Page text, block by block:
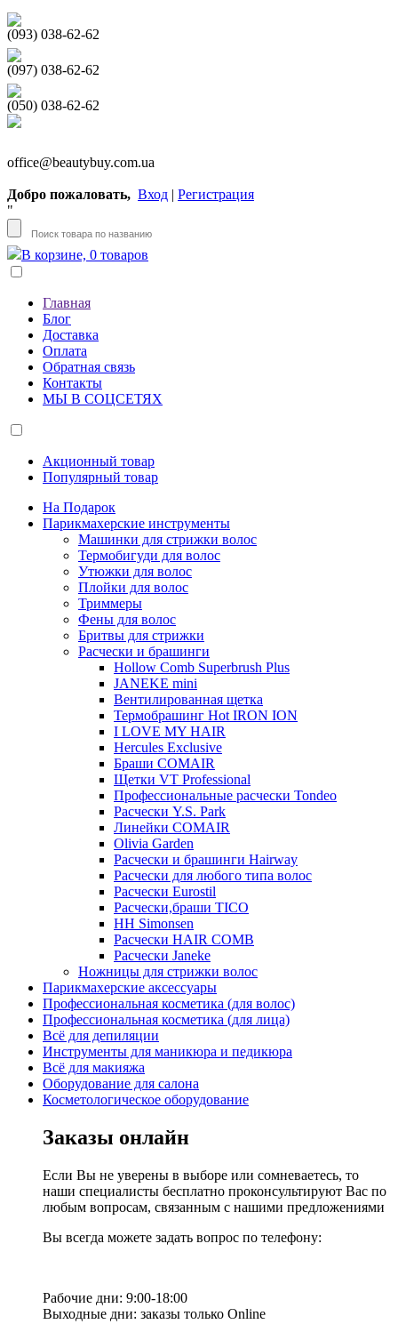
(093) 038-62-62
(097) 038-62-62
(050) 038-62-62
office@beautybuy.com.ua
Добро пожаловать, Вход | Регистрация
"
В корзине, 0 товаров
Главная
Блог
Доставка
Оплата
Обратная связь
Контакты
МЫ В СОЦСЕТЯХ
Акционный товар
Популярный товар
На Подарок
Парикмахерские инструменты
Машинки для стрижки волос
Термобигуди для волос
Утюжки для волос
Плойки для волос
Триммеры
Фены для волос
Бритвы для стрижки
Расчески и брашинги
Hollow Comb Superbrush Plus
JANEKE mini
Вентилированная щетка
Термобрашинг Hot IRON ION
I LOVE MY HAIR
Hercules Exclusive
Браши COMAIR
Щетки VT Professional
Профессиональные расчески Tondeo
Расчески Y.S. Park
Линейки COMAIR
Olivia Garden
Расчески и брашинги Hairway
Расчески для любого типа волос
Расчески Eurostil
Расчески,браши TICO
HH Simonsen
Расчески HAIR COMB
Расчески Janeke
Ножницы для стрижки волос
Парикмахерские аксессуары
Профессиональная косметика (для волос)
Профессиональная косметика (для лица)
Всё для депиляции
Инструменты для маникюра и педикюра
Всё для макияжа
Оборудование для салона
Косметологическое оборудование
Заказы онлайн
Если Вы не уверены в выборе или сомневаетесь, то
наши специалисты бесплатно проконсультируют Вас по
любым вопросам, связанным с нашими предложениями
Вы всегда можете задать вопрос по телефону:
Рабочие дни: 9:00-18:00
Выходные дни: заказы только Online